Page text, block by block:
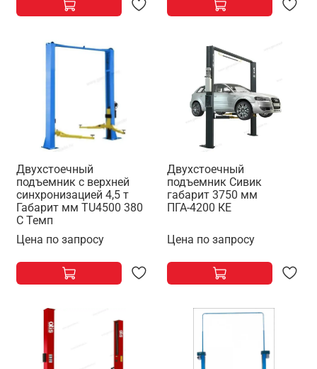
Двухстоечный
подъемник с верхней
синхронизацией 4,5 т
Габарит мм TU4500 380
С Темп
Цена по запросу
Двухстоечный
подъемник Сивик
габарит 3750 мм
ПГА-4200 КЕ
Цена по запросу